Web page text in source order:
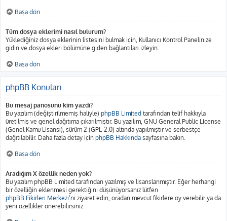
Başa dön
Tüm dosya eklerimi nasıl bulurum?
Yüklediğiniz dosya eklerinin listesini bulmak için, Kullanıcı Kontrol Panelinize
gidin ve dosya ekleri bölümüne giden bağlantıları izleyin.
Başa dön
phpBB Konuları
Bu mesaj panosunu kim yazdı?
Bu yazılım (değiştirilmemiş haliyle) phpBB Limited tarafından telif hakkıyla
üretilmiş ve genel dağıtıma çıkarılmıştır. Bu yazılım, GNU General Public License
(Genel Kamu Lisansı), sürüm 2 (GPL-2.0) altında yapılmıştır ve serbestçe
dağıtılabilir. Daha fazla detay için phpBB Hakkında sayfasına bakın.
Başa dön
Aradığım X özellik neden yok?
Bu yazılım phpBB Limited tarafından yazılmış ve lisanslanmıştır. Eğer herhangi
bir özelliğin eklenmesi gerektiğini düşünüyorsanız lütfen
phpBB Fikirleri Merkezi’ni ziyaret edin, oradan mevcut fikirlere oy verebilir ya da
yeni özellikler önerebilirsiniz.